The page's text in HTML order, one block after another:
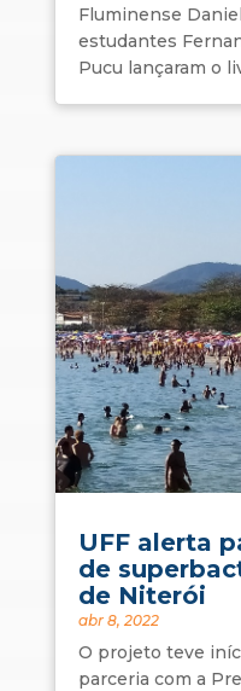
Fluminense
estudantes
Pucu lançaram o
UFF alerta
de
de Niterói
abr 8, 2022
O projeto teve
parceria com a